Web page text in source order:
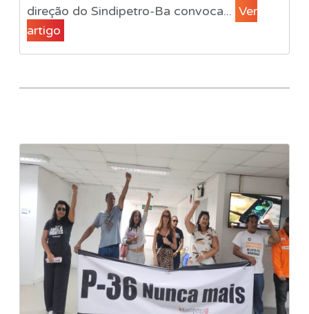
direção do Sindipetro-Ba convoca... Ver
artigo